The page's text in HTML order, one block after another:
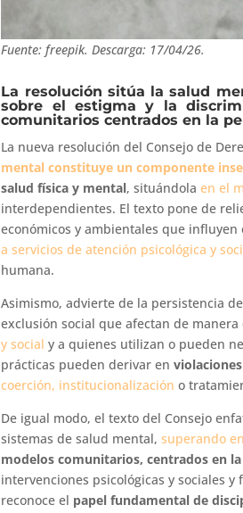
Fuente: freepik. Descarga: 17/04/26.
La resolución sitúa la salud
sobre el estigma y la
comunitarios centrados en la
La nueva resolución del Consejo de
mental constituye un componente
salud física y mental, situándolaen el
interdependientes. El texto pone de
económicos y ambientales que
a servicios de atención psicológica y
humana.
Asimismo, advierte de la persistencia de
exclusión social que afectan de
y social y a quienes utilizan o pueden
prácticas pueden derivar en
coerción, institucionalización o
De igual modo, el texto del Consejo
sistemas de salud mental,superando
modelos comunitarios, centrados en
intervenciones psicológicas y sociales
reconoce el papel fundamental de